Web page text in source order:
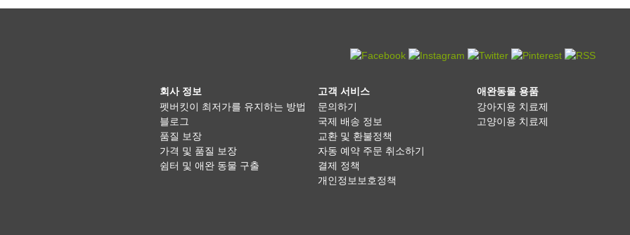
회사 정보
펫버킷이 최저가를 유지하는 방법
블로그
품질 보장
가격 및 품질 보장
쉼터 및 애완 동물 구출
고객 서비스
문의하기
국제 배송 정보
교환 및 환불정책
자동 예약 주문 취소하기
결제 정책
개인정보보호정책
애완동물 용품
강아지용 치료제
고양이용 치료제